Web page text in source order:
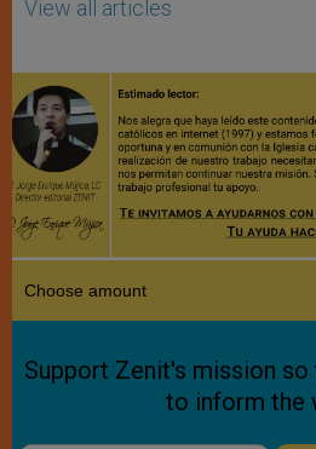
View all articles